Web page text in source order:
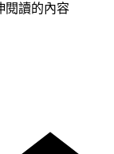
閱讀的內容